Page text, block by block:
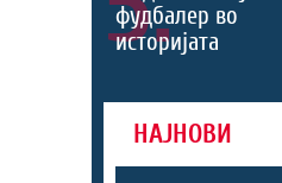
фудбалер во
историјата
НАЈНОВИ